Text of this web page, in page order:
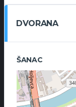
DVORANA
ŠANAC